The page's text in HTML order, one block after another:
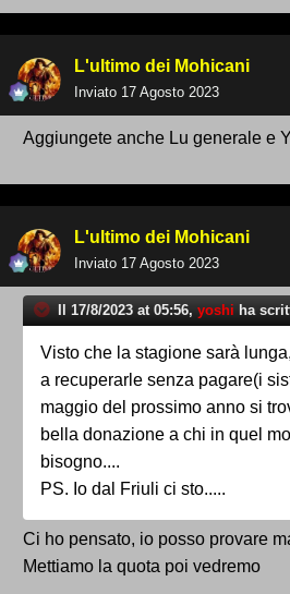
L'ultimo dei Mohicani
Inviato 17 Agosto 2023
Aggiungete anche Lu generale e
L'ultimo dei Mohicani
Inviato 17 Agosto 2023
Il 17/8/2023 at 05:56, yoshi ha
Visto che la stagione sarà
a recuperarle senza pagare(i
maggio del prossimo anno si
bella donazione a chi in quel
bisogno....
PS. Io dal Friuli ci sto.....
Ci ho pensato, io posso provare
Mettiamo la quota poi vedremo